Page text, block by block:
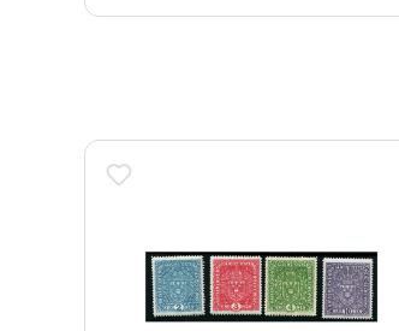
Produktgalerie überspringen